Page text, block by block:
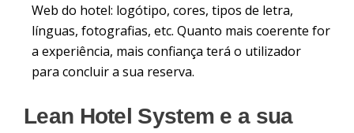
Web do hotel: logótipo, cores, tipos de letra,
línguas, fotografias, etc. Quanto mais coerente for
a experiência, mais confiança terá o utilizador
para concluir a sua reserva.
Lean Hotel System e a sua